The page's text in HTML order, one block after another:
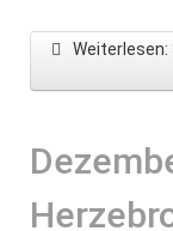
Weiterlesen: